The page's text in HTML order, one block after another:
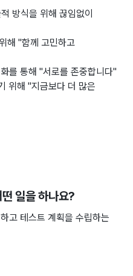
방식을 위해 끊임없이
해 "함께 고민하고
를 통해 "서로를 존중합니다"
위해 "지금보다 더 많은
일을 하나요?
고 테스트 계획을 수립하는